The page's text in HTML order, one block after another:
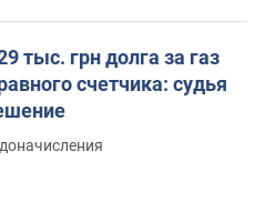
тыс. грн долга за газ
счетчика: судья